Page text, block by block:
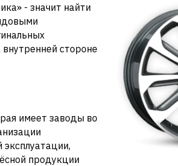
- значит найти
стороне
имеет заводы во
эксплуатации,
продукции